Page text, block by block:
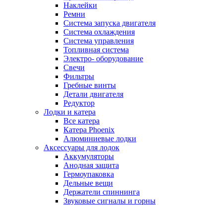
Наклейки
Ремни
Система запуска двигателя
Система охлаждения
Система управления
Топливная система
Электро- оборудование
Свечи
Фильтры
Гребные винты
Детали двигателя
Редуктор
Лодки и катера
Все катера
Катера Phoenix
Алюминиевые лодки
Аксессуары для лодок
Аккумуляторы
Анодная защита
Гермоупаковка
Дельные вещи
Держатели спиннинга
Звуковые сигналы и горны